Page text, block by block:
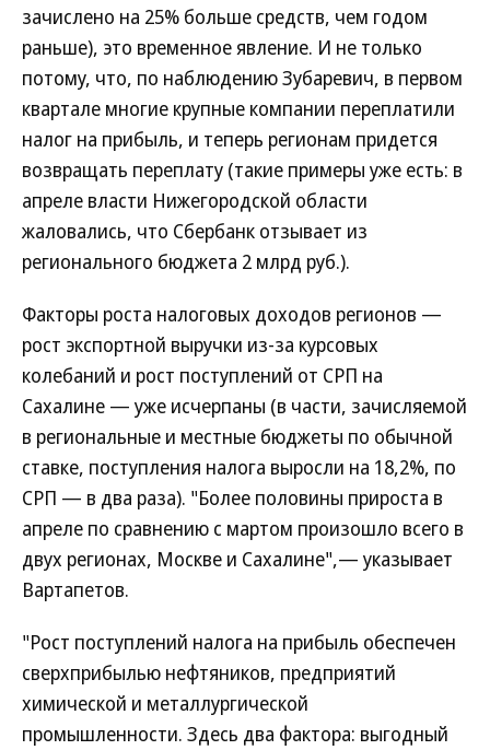
зачислено на 25% больше средств, чем годом
раньше), это временное явление. И не только
потому, что, по наблюдению Зубаревич, в первом
квартале многие крупные компании переплатили
налог на прибыль, и теперь регионам придется
возвращать переплату (такие примеры уже есть: в
апреле власти Нижегородской области
жаловались, что Сбербанк отзывает из
регионального бюджета 2 млрд руб.).
Факторы роста налоговых доходов регионов —
рост экспортной выручки из-за курсовых
колебаний и рост поступлений от СРП на
Сахалине — уже исчерпаны (в части, зачисляемой
в региональные и местные бюджеты по обычной
ставке, поступления налога выросли на 18,2%, по
СРП — в два раза). "Более половины прироста в
апреле по сравнению с мартом произошло всего в
двух регионах, Москве и Сахалине",— указывает
Вартапетов.
"Рост поступлений налога на прибыль обеспечен
сверхприбылью нефтяников, предприятий
химической и металлургической
промышленности. Здесь два фактора: выгодный